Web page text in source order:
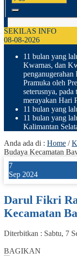
SEKILAS INFO
08-08-2026
11 bulan yang
Kwarnas, dan
penganugerahan
Pramuka oleh
seterusnya,
merayakan Hari
11 bulan yang
11 bulan yang
Kalimantan
Anda ada di : Home /
Budaya Kecamatan
7
Sep 2024
Darul Fikri
Kecamatan
Diterbitkan : Sabtu, 7
BAGIKAN